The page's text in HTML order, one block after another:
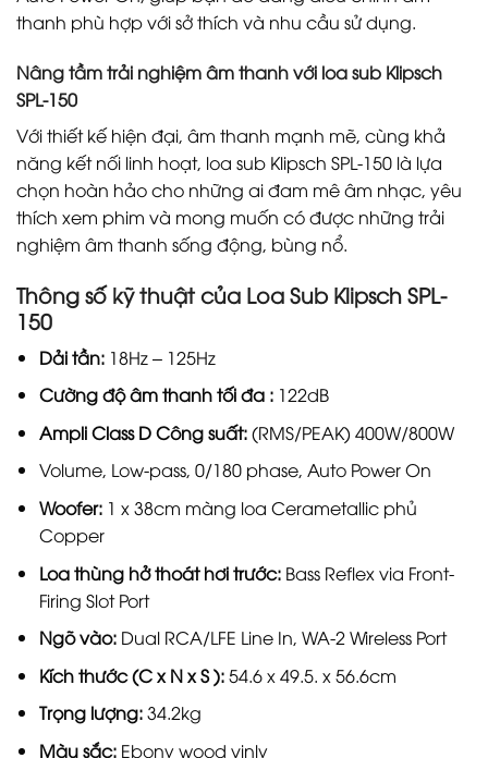
thanh phù hợp với sở thích và nhu cầu sử dụng.
Nâng tầm trải nghiệm âm thanh với loa sub Klipsch
SPL-150
Với thiết kế hiện đại, âm thanh mạnh mẽ, cùng khả
năng kết nối linh hoạt, loa sub Klipsch SPL-150 là lựa
chọn hoàn hảo cho những ai đam mê âm nhạc, yêu
thích xem phim và mong muốn có được những trải
nghiệm âm thanh sống động, bùng nổ.
Thông số kỹ thuật của Loa Sub Klipsch SPL-
150
Dải tần:18Hz – 125Hz
Cường độ âm thanh tối đa :122dB
Ampli Class D Công suất:(RMS/PEAK) 400W/800W
Volume, Low-pass, 0/180 phase, Auto Power On
Woofer:1 x 38cm màng loa Cerametallic phủ
Copper
Loa thùng hở thoát hơi trước: Bass Reflex via Front-
Firing Slot Port
Ngõ vào:Dual RCA/LFE Line In, WA-2 Wireless Port
Kích thước (C x N x S ):54.6 x 49.5. x 56.6cm
Trọng lượng:34.2kg
Màu sắc:Ebony wood vinly